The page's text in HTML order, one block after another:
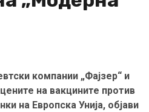
компании „Фајзер“ и
на вакцините против
на Европска Унија, објави